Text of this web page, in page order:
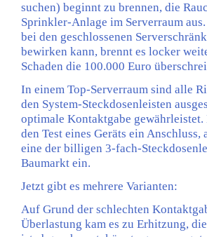
suchen) beginnt zu brennen, die
Sprinkler-Anlage im Serverraum aus.
bei den geschlossenen
bewirken kann, brennt es locker
Schaden die 100.000 Euro
In einem Top-Serverraum sind alle
den System-Steckdosenleisten
optimale Kontaktgabe
den Test eines Geräts ein Anschluss,
eine der billigen 3-fach-
Baumarkt ein.
Jetzt gibt es mehrere Varianten:
Auf Grund der schlechten
Überlastung kam es zu Erhitzung,